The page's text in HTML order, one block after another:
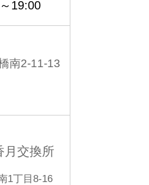
19:00
南2-11-13
交換所
1丁目8-16